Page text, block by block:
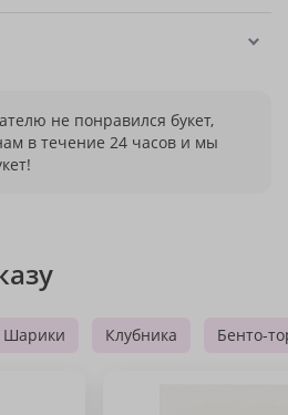
не понравился букет,
в течение 24 часов и мы
Шарики Клубника Бенто-